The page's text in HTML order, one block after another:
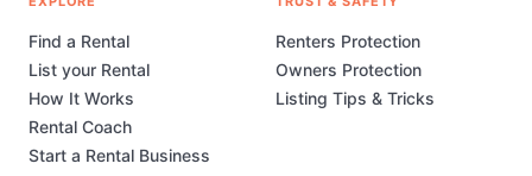
Find a Rental
List your Rental
How It Works
Rental Coach
Start a Rental Business
Renters Protection
Owners Protection
Listing Tips & Tricks